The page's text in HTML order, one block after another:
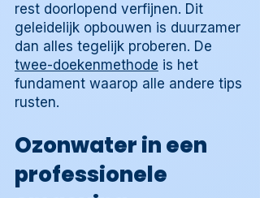
rest doorlopend verfijnen. Dit
geleidelijk opbouwen is duurzamer
dan alles tegelijk proberen. De
twee-doekenmethode is het
fundament waarop alle andere tips
rusten.
Ozonwater in een
professionele